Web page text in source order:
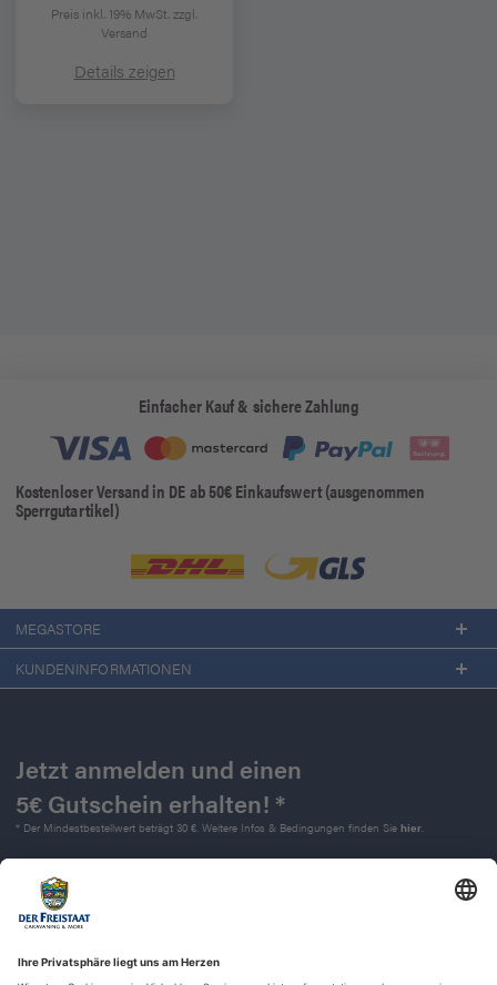
Preis inkl. 19% MwSt.zzgl.
Versand
Details zeigen
Einfacher Kauf & sichere Zahlung
Kostenloser Versand in DE ab 50€ Einkaufswert (ausgenommen
Sperrgutartikel)
MEGASTORE
KUNDENINFORMATIONEN
Jetzt anmelden und einen
5€ Gutschein erhalten! *
* Der Mindestbestellwert beträgt 30 €. Weitere Infos & Bedingungen finden Sie hier.